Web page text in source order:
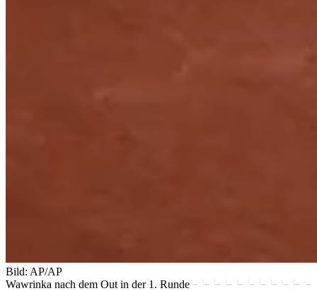
Bild: AP/AP
Wawrinka nach dem Out in der 1. Runde